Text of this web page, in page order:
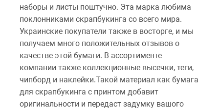
наборы и листы поштучно. Эта марка любима
поклонниками скрапбукинга со всего мира.
Украинские покупатели также в восторге, и мы
получаем много положительных отзывов о
качестве этой бумаги. В ассортименте
компании также коллекционные высечки, теги,
чипборд и наклейки.Такой материал как бумага
для скрапбукинга с принтом добавит
оригинальности и передаст задумку вашого